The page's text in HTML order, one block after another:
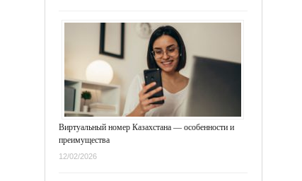
Виртуальный номер Казахстана — особенности и
преимущества
12/02/2026